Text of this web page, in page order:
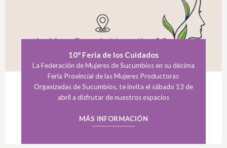
10° Feria de los Cuidados
La Federación de Mujeres de Sucumbíos en su décima
Feria Provincial de las Mujeres Productoras
Organizadas de Sucumbíos, te invita el sábado 13 de
abril a disfrutar de nuestros espacios
MÁS INFORMACIÓN